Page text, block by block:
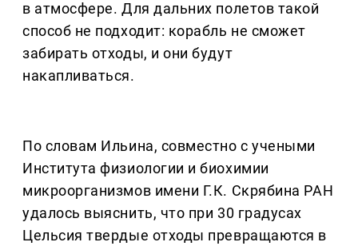
в атмосфере. Для дальних полетов такой
способ не подходит: корабль не сможет
забирать отходы, и они будут
накапливаться.
По словам Ильина, совместно с учеными
Института физиологии и биохимии
микроорганизмов имени Г.К. Скрябина РАН
удалось выяснить, что при 30 градусах
Цельсия твердые отходы превращаются в